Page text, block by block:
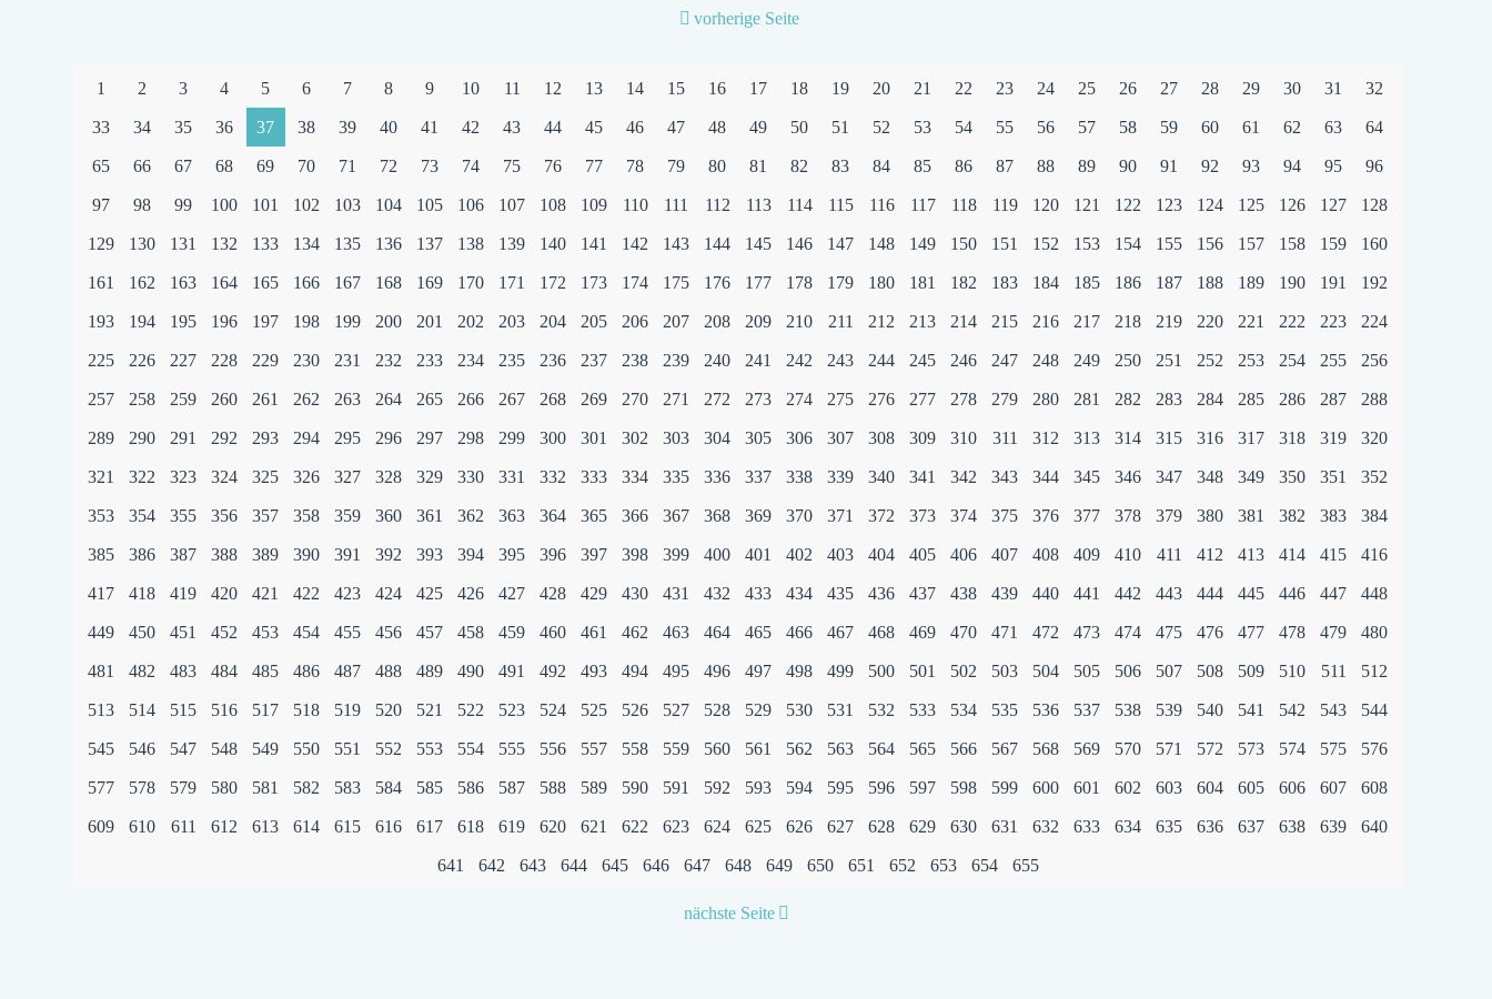
vorherige Seite
1 2 3 4 5 6 7 8 9 10 11 12 13 14 15 16 17 18 19 20 21 22 23 24 25 26 27 28 29 30 31 32
33 34 35 36 37 38 39 40 41 42 43 44 45 46 47 48 49 50 51 52 53 54 55 56 57 58 59 60 61 62 63 64
65 66 67 68 69 70 71 72 73 74 75 76 77 78 79 80 81 82 83 84 85 86 87 88 89 90 91 92 93 94 95 96
97 98 99 100 101 102 103 104 105 106 107 108 109 110 111 112 113 114 115 116 117 118 119 120 121 122 123 124 125 126 127 128
129 130 131 132 133 134 135 136 137 138 139 140 141 142 143 144 145 146 147 148 149 150 151 152 153 154 155 156 157 158 159 160
161 162 163 164 165 166 167 168 169 170 171 172 173 174 175 176 177 178 179 180 181 182 183 184 185 186 187 188 189 190 191 192
193 194 195 196 197 198 199 200 201 202 203 204 205 206 207 208 209 210 211 212 213 214 215 216 217 218 219 220 221 222 223 224
225 226 227 228 229 230 231 232 233 234 235 236 237 238 239 240 241 242 243 244 245 246 247 248 249 250 251 252 253 254 255 256
257 258 259 260 261 262 263 264 265 266 267 268 269 270 271 272 273 274 275 276 277 278 279 280 281 282 283 284 285 286 287 288
289 290 291 292 293 294 295 296 297 298 299 300 301 302 303 304 305 306 307 308 309 310 311 312 313 314 315 316 317 318 319 320
321 322 323 324 325 326 327 328 329 330 331 332 333 334 335 336 337 338 339 340 341 342 343 344 345 346 347 348 349 350 351 352
353 354 355 356 357 358 359 360 361 362 363 364 365 366 367 368 369 370 371 372 373 374 375 376 377 378 379 380 381 382 383 384
385 386 387 388 389 390 391 392 393 394 395 396 397 398 399 400 401 402 403 404 405 406 407 408 409 410 411 412 413 414 415 416
417 418 419 420 421 422 423 424 425 426 427 428 429 430 431 432 433 434 435 436 437 438 439 440 441 442 443 444 445 446 447 448
449 450 451 452 453 454 455 456 457 458 459 460 461 462 463 464 465 466 467 468 469 470 471 472 473 474 475 476 477 478 479 480
481 482 483 484 485 486 487 488 489 490 491 492 493 494 495 496 497 498 499 500 501 502 503 504 505 506 507 508 509 510 511 512
513 514 515 516 517 518 519 520 521 522 523 524 525 526 527 528 529 530 531 532 533 534 535 536 537 538 539 540 541 542 543 544
545 546 547 548 549 550 551 552 553 554 555 556 557 558 559 560 561 562 563 564 565 566 567 568 569 570 571 572 573 574 575 576
577 578 579 580 581 582 583 584 585 586 587 588 589 590 591 592 593 594 595 596 597 598 599 600 601 602 603 604 605 606 607 608
609 610 611 612 613 614 615 616 617 618 619 620 621 622 623 624 625 626 627 628 629 630 631 632 633 634 635 636 637 638 639 640
641 642 643 644 645 646 647 648 649 650 651 652 653 654 655
nächste Seite